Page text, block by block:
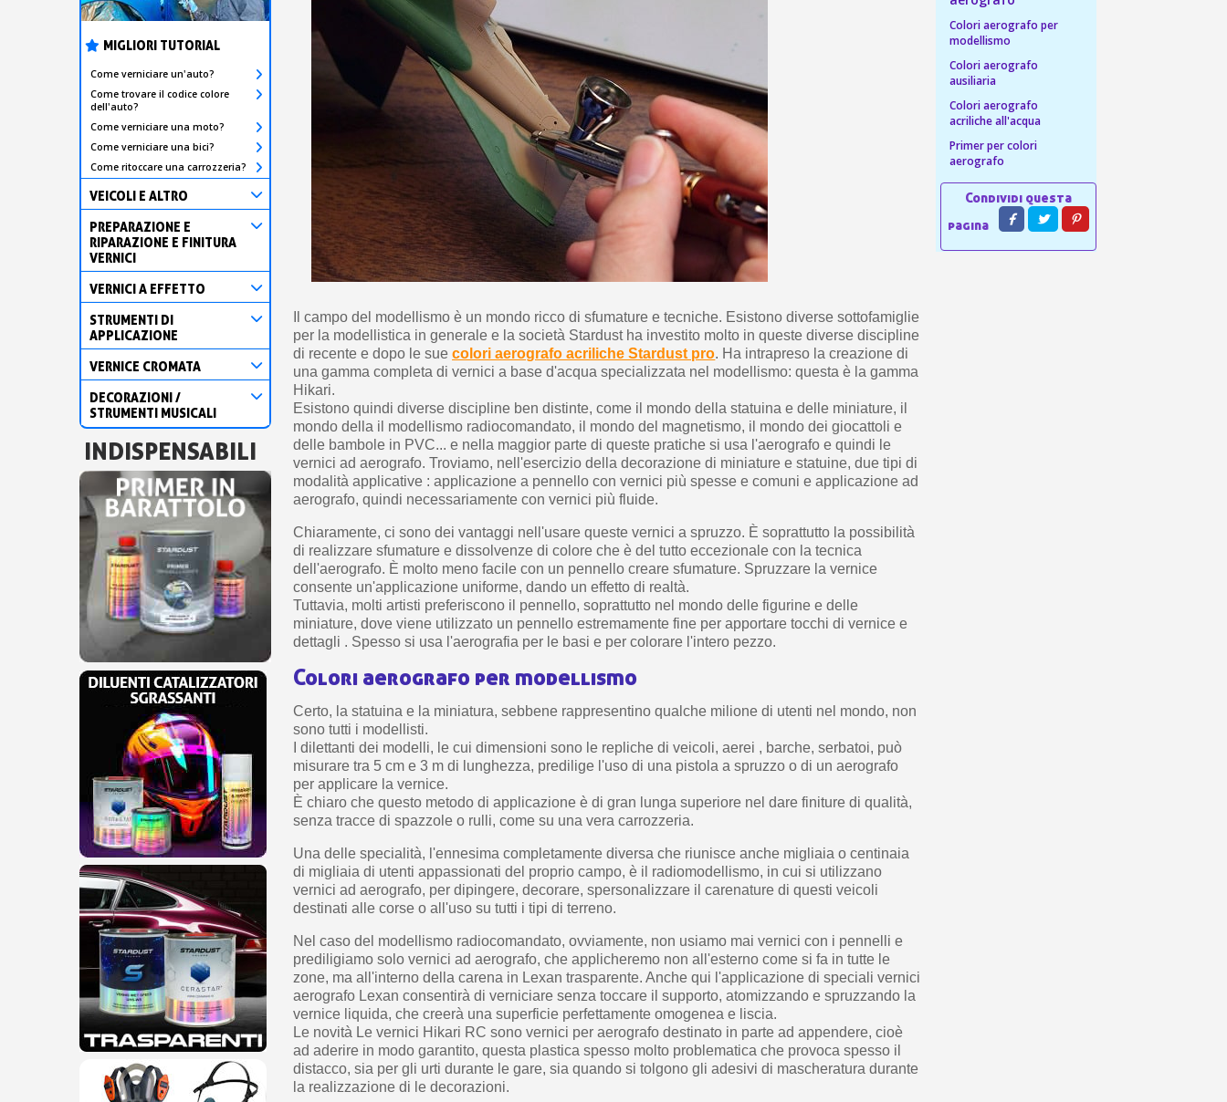
10€ di buono shopping per ogni referral
MIGLIORI TUTORIAL
Come verniciare un'auto?
Come trovare il codice colore
dell'auto?
Come verniciare una moto?
Come verniciare una bici?
Come ritoccare una carrozzeria?
VEICOLI E ALTRO
PREPARAZIONE E
RIPARAZIONE E FINITURA
VERNICI
VERNICI A EFFETTO
STRUMENTI DI
APPLICAZIONE
VERNICE CROMATA
DECORAZIONI /
STRUMENTI MUSICALI
INDISPENSABILI
Il campo del modellismo è un mondo ricco di sfumature e tecniche. Esistono diverse sottofamiglie
per la modellistica in generale e la società Stardust ha investito molto in queste diverse discipline
di recente e dopo le suecolori aerografo acriliche Stardust pro. Ha intrapreso la creazione di
una gamma completa di vernici a base d'acqua specializzata nel modellismo: questa è la gamma
Hikari.
Esistono quindi diverse discipline ben distinte, come il mondo della statuina e delle miniature, il
mondo della il modellismo radiocomandato, il mondo del magnetismo, il mondo dei giocattoli e
delle bambole in PVC... e nella maggior parte di queste pratiche si usa l'aerografo e quindi le
vernici ad aerografo. Troviamo, nell'esercizio della decorazione di miniature e statuine, due tipi di
modalità applicative : applicazione a pennello con vernici più spesse e comuni e applicazione ad
aerografo, quindi necessariamente con vernici più fluide.
Chiaramente, ci sono dei vantaggi nell'usare queste vernici a spruzzo. È soprattutto la possibilità
di realizzare sfumature e dissolvenze di colore che è del tutto eccezionale con la tecnica
dell'aerografo. È molto meno facile con un pennello creare sfumature. Spruzzare la vernice
consente un'applicazione uniforme, dando un effetto di realtà.
Tuttavia, molti artisti preferiscono il pennello, soprattutto nel mondo delle figurine e delle
miniature, dove viene utilizzato un pennello estremamente fine per apportare tocchi di vernice e
dettagli . Spesso si usa l'aerografia per le basi e per colorare l'intero pezzo.
Colori aerografo per modellismo
Certo, la statuina e la miniatura, sebbene rappresentino qualche milione di utenti nel mondo, non
sono tutti i modellisti.
I dilettanti dei modelli, le cui dimensioni sono le repliche di veicoli, aerei , barche, serbatoi, può
misurare tra 5 cm e 3 m di lunghezza, predilige l'uso di una pistola a spruzzo o di un aerografo
per applicare la vernice.
È chiaro che questo metodo di applicazione è di gran lunga superiore nel dare finiture di qualità,
senza tracce di spazzole o rulli, come su una vera carrozzeria.
Una delle specialità, l'ennesima completamente diversa che riunisce anche migliaia o centinaia
di migliaia di utenti appassionati del proprio campo, è il radiomodellismo, in cui si utilizzano
vernici ad aerografo, per dipingere, decorare, spersonalizzare il carenature di questi veicoli
destinati alle corse o all'uso su tutti i tipi di terreno.
Nel caso del modellismo radiocomandato, ovviamente, non usiamo mai vernici con i pennelli e
prediligiamo solo vernici ad aerografo, che applicheremo non all'esterno come si fa in tutte le
zone, ma all'interno della carena in Lexan trasparente. Anche qui l'applicazione di speciali vernici
aerografo Lexan consentirà di verniciare senza toccare il supporto, atomizzando e spruzzando la
vernice liquida, che creerà una superficie perfettamente omogenea e liscia.
Le novità Le vernici Hikari RC sono vernici per aerografo destinato in parte ad appendere, cioè
ad aderire in modo garantito, questa plastica spesso molto problematica che provoca spesso il
distacco, sia per gli urti durante le gare, sia quando si tolgono gli adesivi di mascheratura durante
la realizzazione di le decorazioni.
Colori aerografo per
modellismo
Colori aerografo
ausiliaria
Colori aerografo
acriliche all'acqua
Primer per colori
aerografo